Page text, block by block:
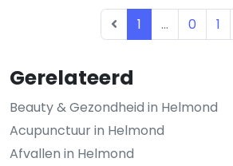
Gerelateerd
Beauty & Gezondheid in Helmond
Acupunctuur in Helmond
Afvallen in Helmond
1 ... 0 1